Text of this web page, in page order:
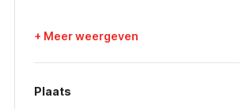
+ Meer weergeven
Plaats